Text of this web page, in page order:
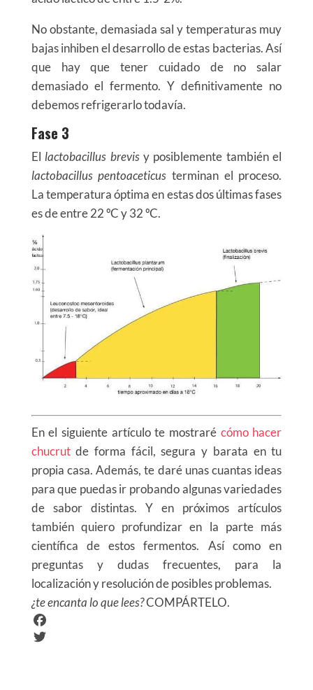
No obstante, demasiada sal y temperaturas muy
bajas inhiben el desarrollo de estas bacterias. Así
que hay que tener cuidado de no salar
demasiado el fermento. Y definitivamente no
debemos refrigerarlo todavía.
Fase 3
Ellactobacillus brevis y posiblemente también el
lactobacillus pentoaceticus terminan el proceso.
La temperatura óptima en estas dos últimas fases
es de entre 22 ºC y 32 ºC.
En el siguiente artículo te mostraré cómo hacer
chucrutde forma fácil, segura y barata en tu
propia casa. Además, te daré unas cuantas ideas
para que puedas ir probando algunas variedades
de sabor distintas. Y en próximos artículos
también quiero profundizar en la parte más
científica de estos fermentos. Así como en
preguntas y dudas frecuentes, para la
localización y resolución de posibles problemas.
¿teencanta lo que lees?COMPÁRTELO.
F